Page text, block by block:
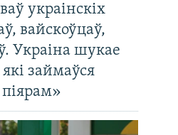
украінскіх
вайскоўцаў,
Украіна шукае
займаўся